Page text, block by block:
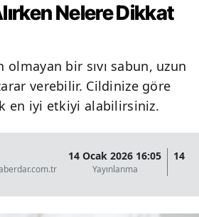
Nelere Dikkat
bir sıvı sabun, uzun
verebilir. Cildinize göre
en iyi etkiyi alabilirsiniz.
14 Ocak 2026 16:05
Yayınlanma
14